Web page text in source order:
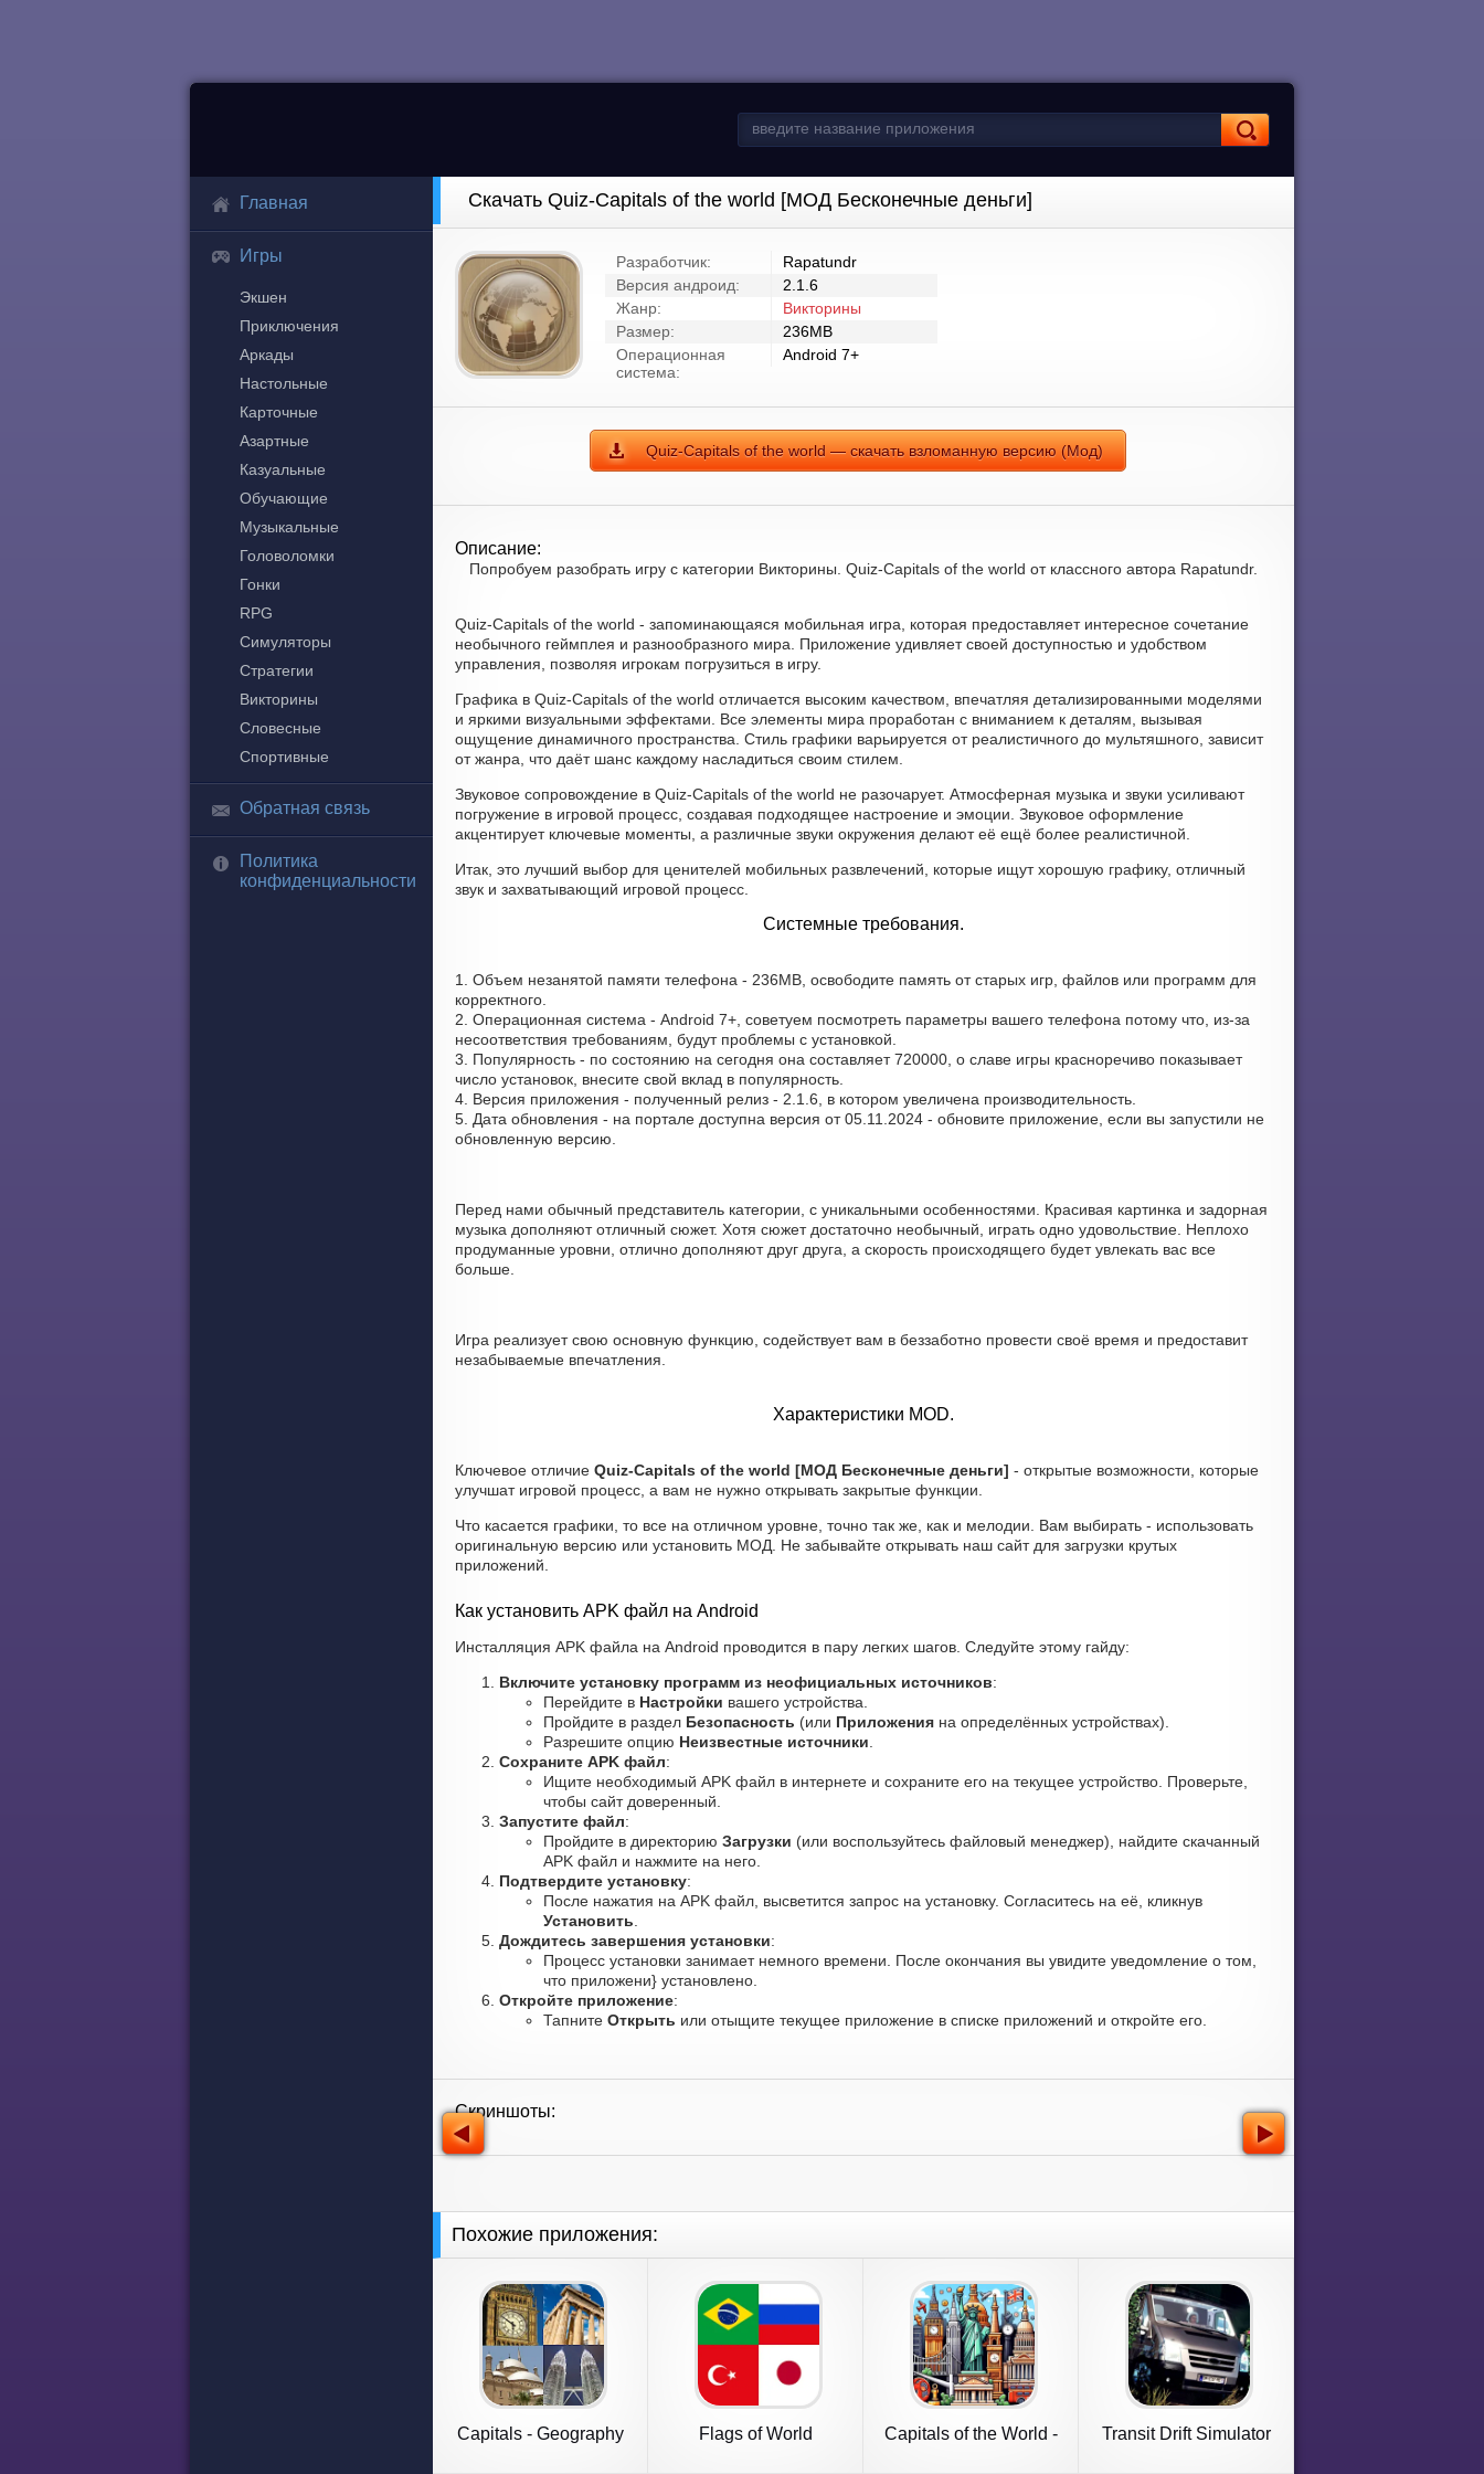
Главная
Игры
Экшен
Приключения
Аркады
Настольные
Карточные
Азартные
Казуальные
Обучающие
Музыкальные
Головоломки
Гонки
RPG
Симуляторы
Стратегии
Викторины
Словесные
Спортивные
Обратная связь
Политика
конфиденциальности
Скачать Quiz-Capitals of the world [МОД Бесконечные деньги]
Разработчик:
Rapatundr
Версия андроид:
2.1.6
Жанр:
Викторины
Размер:
236MB
Операционная
система:
Android 7+
Quiz-Capitals of the world — скачать взломанную версию (Мод)
Описание:
Попробуем разобрать игру с категории Викторины. Quiz-Capitals of the world от классного автора Rapatundr.
Quiz-Capitals of the world - запоминающаяся мобильная игра, которая предоставляет интересное сочетание
необычного геймплея и разнообразного мира. Приложение удивляет своей доступностью и удобством
управления, позволяя игрокам погрузиться в игру.
Графика в Quiz-Capitals of the world отличается высоким качеством, впечатляя детализированными моделями
и яркими визуальными эффектами. Все элементы мира проработан с вниманием к деталям, вызывая
ощущение динамичного пространства. Стиль графики варьируется от реалистичного до мультяшного, зависит
от жанра, что даёт шанс каждому насладиться своим стилем.
Звуковое сопровождение в Quiz-Capitals of the world не разочарует. Атмосферная музыка и звуки усиливают
погружение в игровой процесс, создавая подходящее настроение и эмоции. Звуковое оформление
акцентирует ключевые моменты, а различные звуки окружения делают её ещё более реалистичной.
Итак, это лучший выбор для ценителей мобильных развлечений, которые ищут хорошую графику, отличный
звук и захватывающий игровой процесс.
Системные требования.
1. Объем незанятой памяти телефона - 236MB, освободите память от старых игр, файлов или программ для
корректного.
2. Операционная система - Android 7+, советуем посмотреть параметры вашего телефона потому что, из-за
несоответствия требованиям, будут проблемы с установкой.
3. Популярность - по состоянию на сегодня она составляет 720000, о cлаве игры красноречиво показывает
число установок, внесите свой вклад в популярность.
4. Версия приложения - полученный релиз - 2.1.6, в котором увеличена производительность.
5. Дата обновления - на портале доступна версия от 05.11.2024 - обновите приложение, если вы запустили не
обновленную версию.
Перед нами обычный представитель категории, с уникальными особенностями. Красивая картинка и задорная
музыка дополняют отличный сюжет. Хотя сюжет достаточно необычный, играть одно удовольствие. Неплохо
продуманные уровни, отлично дополняют друг друга, а скорость происходящего будет увлекать вас все
больше.
Игра реализует свою основную функцию, содействует вам в беззаботно провести своё время и предоставит
незабываемые впечатления.
Характеристики MOD.
Ключевое отличие Quiz-Capitals of the world [МОД Бесконечные деньги] - открытые возможности, которые
улучшат игровой процесс, а вам не нужно открывать закрытые функции.
Что касается графики, то все на отличном уровне, точно так же, как и мелодии. Вам выбирать - использовать
оригинальную версию или установить МОД. Не забывайте открывать наш сайт для загрузки крутых
приложений.
Как установить APK файл на Android
Инсталляция APK файла на Android проводится в пару легких шагов. Следуйте этому гайду:
Включите установку программ из неофициальных источников:
Перейдите в Настройки вашего устройства.
Пройдите в раздел Безопасность (или Приложения на определённых устройствах).
Разрешите опцию Неизвестные источники
Сохраните APK файл:
Ищите необходимый APK файл в интернете и сохраните его на текущее устройство. Проверьте,
чтобы сайт доверенный.
Запустите файл:
Пройдите в директорию Загрузки (или воспользуйтесь файловый менеджер), найдите скачанный
APK файл и нажмите на него.
Подтвердите установку:
После нажатия на APK файл, высветится запрос на установку. Согласитесь на её, кликнув
Установить
Дождитесь завершения установки:
Процесс установки занимает немного времени. После окончания вы увидите уведомление о том,
что приложени} установлено.
Откройте приложение:
Тапните Открыть или отыщите текущее приложение в списке приложений и откройте его.
Скриншоты:
Похожие приложения:
Capitals - Geography
Flags of World
Capitals of the World -
Transit Drift Simulator